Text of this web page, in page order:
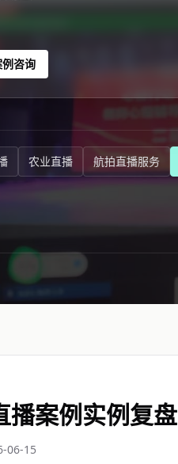
咨询
农业直播 航拍直播服务
播案例实例复盘
06-15